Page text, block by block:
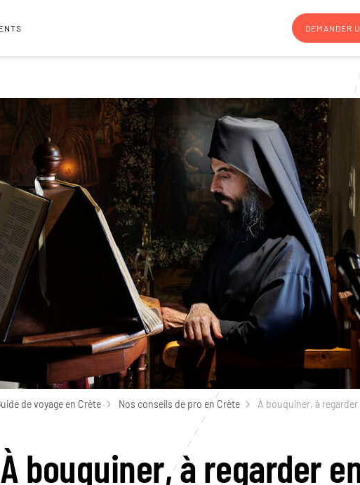
DEMANDER
de voyage en Crète Nos conseils de pro en Crète À bouquiner, à regarder
À bouquiner, à regarder